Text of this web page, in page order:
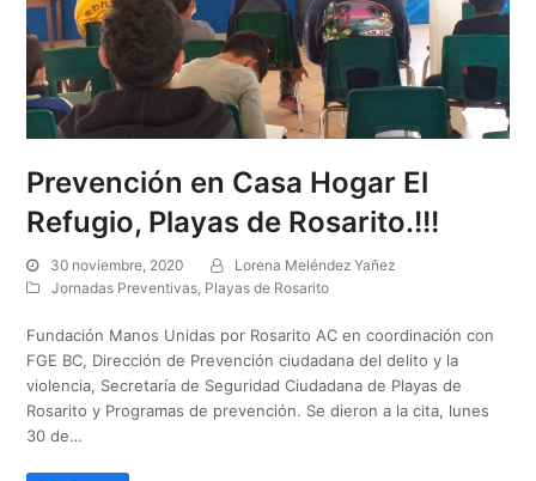
Prevención en Casa Hogar El
Refugio, Playas de Rosarito.!!!
30 noviembre, 2020
Lorena Meléndez Yañez
Jornadas Preventivas, Playas de Rosarito
Fundación Manos Unidas por Rosarito AC en coordinación con
FGE BC, Dirección de Prevención ciudadana del delito y la
violencia, Secretaría de Seguridad Ciudadana de Playas de
Rosarito y Programas de prevención. Se dieron a la cita, lunes
30 de…